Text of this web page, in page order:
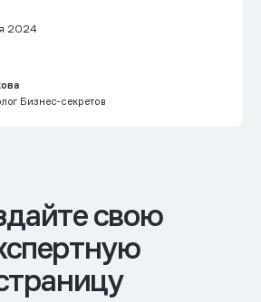
2024
Бизнес-секретов
свою